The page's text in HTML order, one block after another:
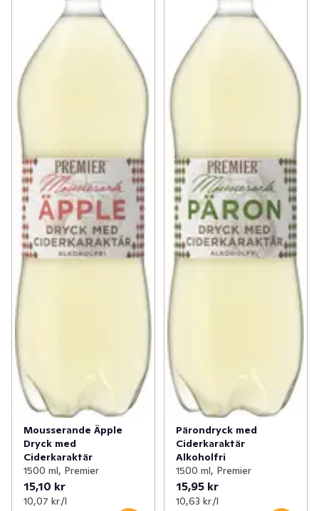
Mousserande Äpple
Dryck med
Ciderkaraktär
1500 ml, Premier
15,10 kr
10,07 kr /l
Pärondryck med
Ciderkaraktär
Alkoholfri
1500 ml, Premier
15,95 kr
10,63 kr /l